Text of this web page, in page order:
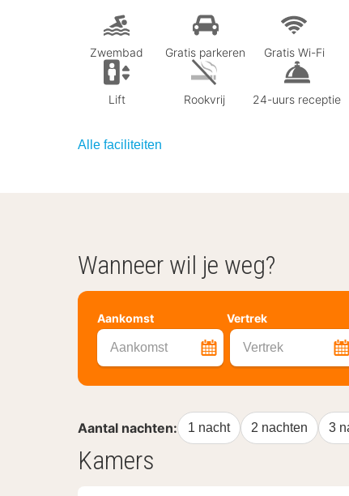
Zwembad Gratis parkeren Gratis Wi-Fi
Lift Rookvrij 24-uurs receptie
Alle faciliteiten
Wanneer wil je weg?
Aankomst Vertrek
Aankomst Vertrek
Aantal nachten: 1 nacht 2 nachten 3
Kamers